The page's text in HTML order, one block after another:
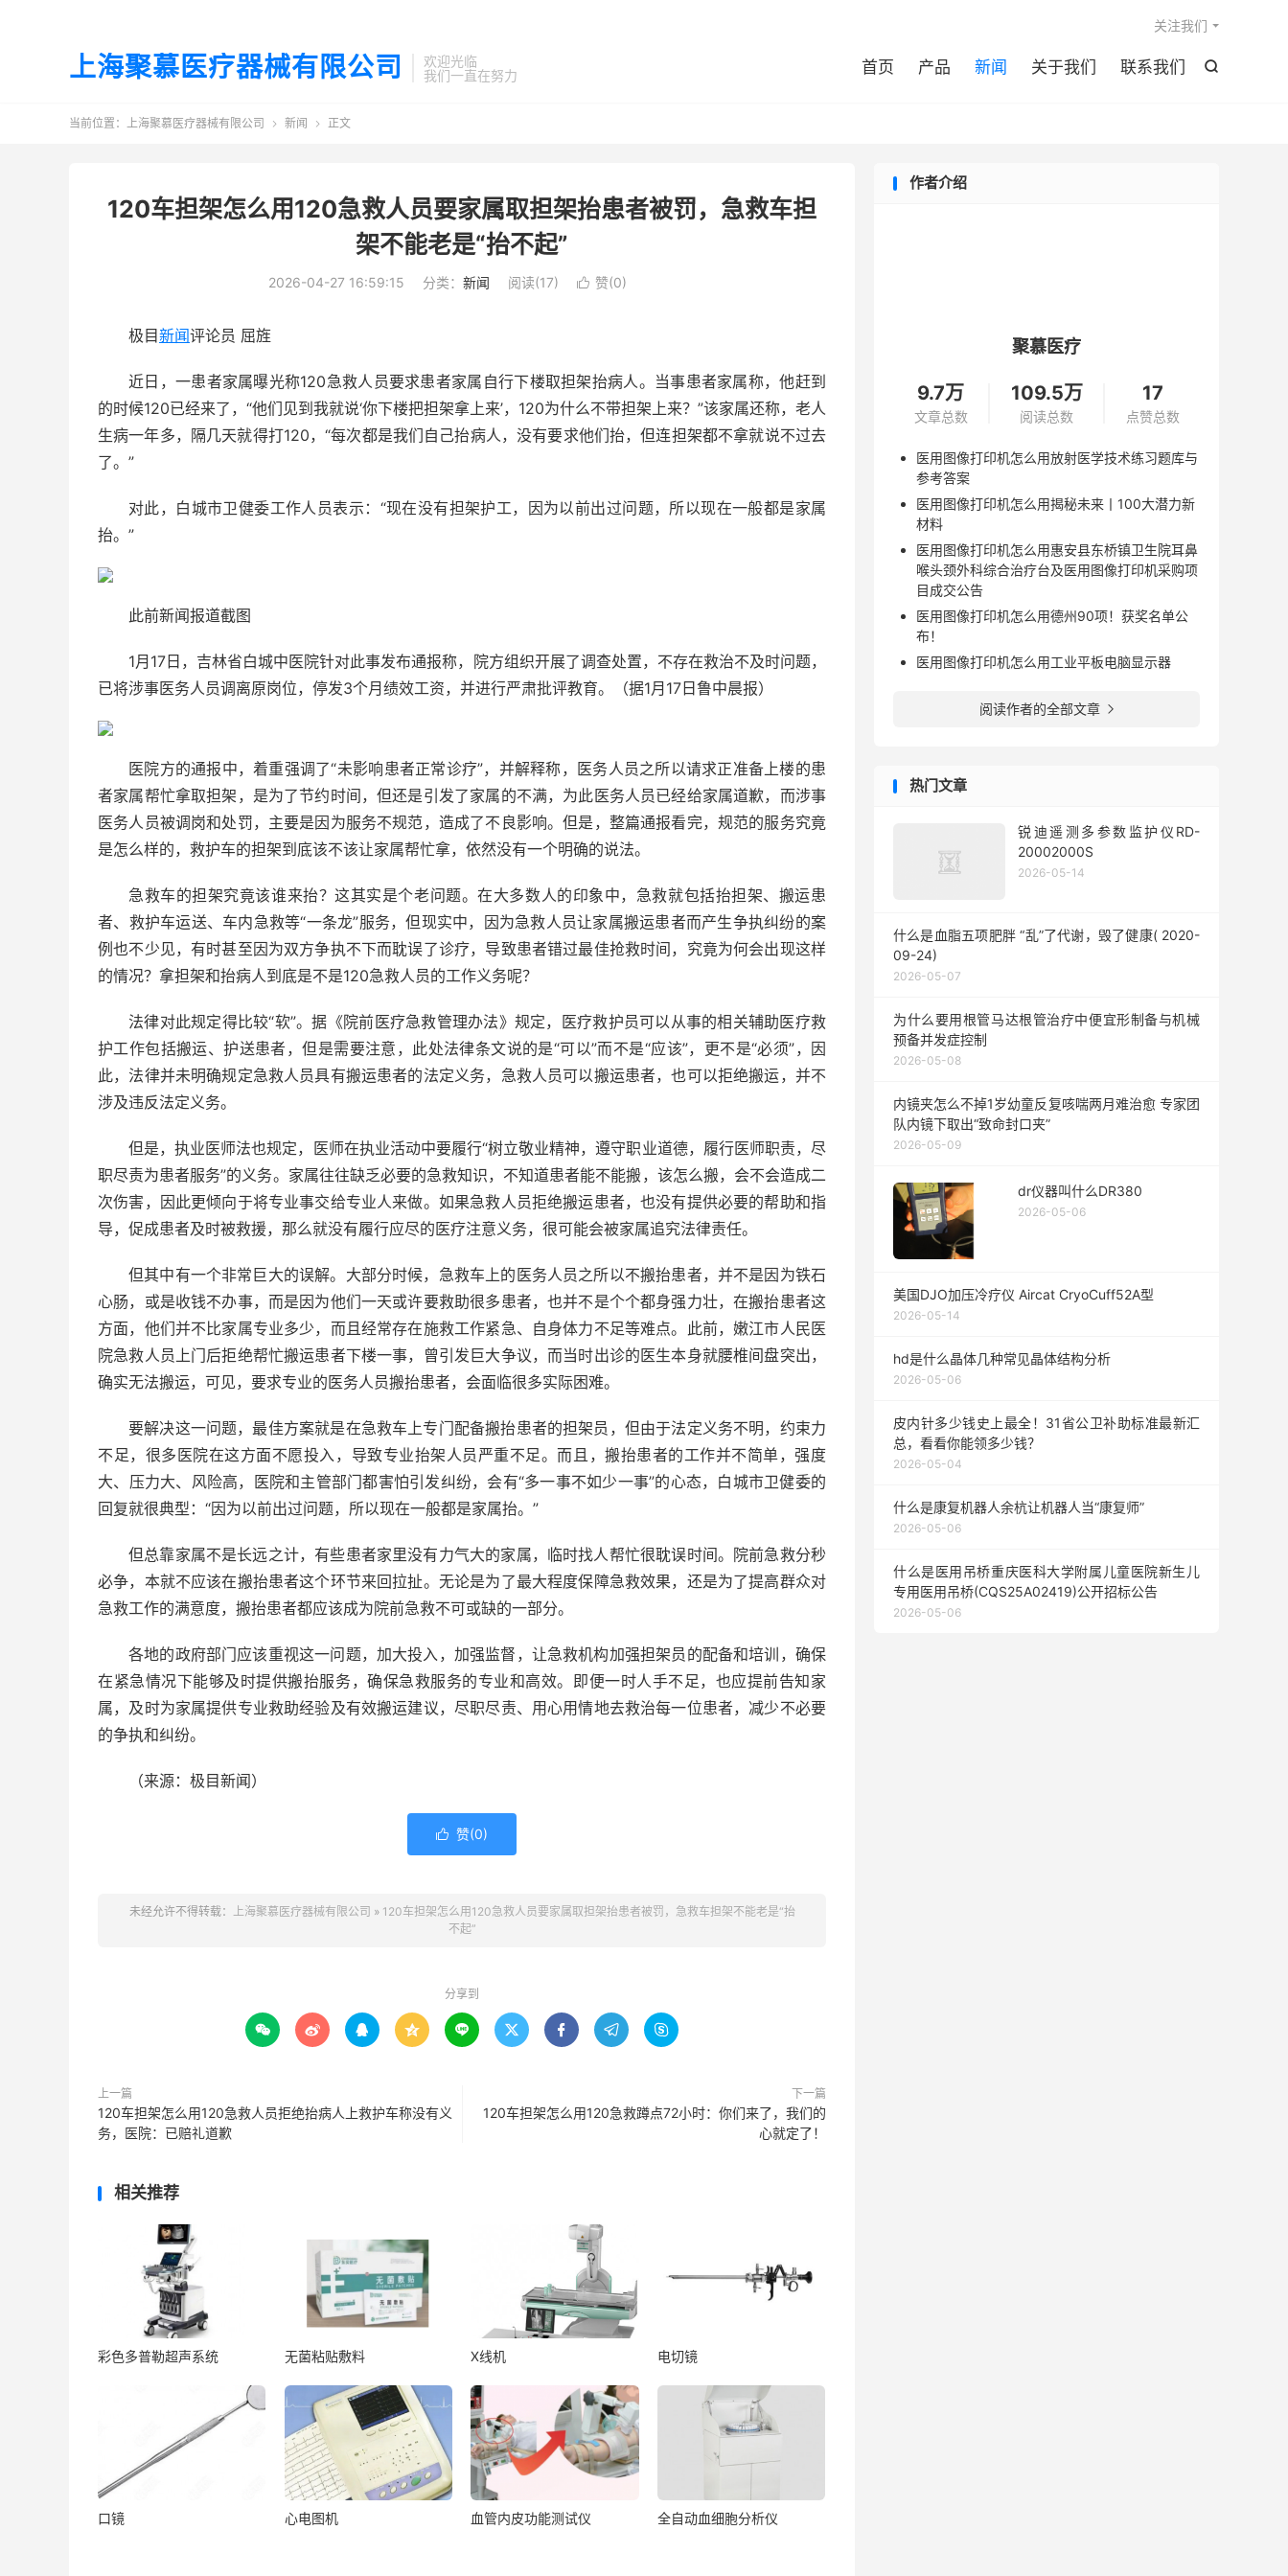
上海聚慕医疗器械有限公司
欢迎光临
我们一直在努力

首页 产品 新闻 关于我们 联系我们
关注我们
当前位置： 上海聚慕医疗器械有限公司  新闻  正文
120车担架怎么用120急救人员要家属取担架抬患者被罚，急救车担
架不能老是“抬不起”
2026-04-27 16:59:15 分类： 新闻 阅读(17)  赞(0)
极目新闻评论员 屈旌
近日，一患者家属曝光称120急救人员要求患者家属自行下楼取担架抬病人。当事患者家属称，他赶到
的时候120已经来了，“他们见到我就说‘你下楼把担架拿上来’，120为什么不带担架上来？”该家属还称，老人
生病一年多，隔几天就得打120，“每次都是我们自己抬病人，没有要求他们抬，但连担架都不拿就说不过去
了。”
对此，白城市卫健委工作人员表示：“现在没有担架护工，因为以前出过问题，所以现在一般都是家属
抬。”
此前新闻报道截图
1月17日，吉林省白城中医院针对此事发布通报称，院方组织开展了调查处置，不存在救治不及时问题，
已将涉事医务人员调离原岗位，停发3个月绩效工资，并进行严肃批评教育。（据1月17日鲁中晨报）
医院方的通报中，着重强调了“未影响患者正常诊疗”，并解释称，医务人员之所以请求正准备上楼的患
者家属帮忙拿取担架，是为了节约时间，但还是引发了家属的不满，为此医务人员已经给家属道歉，而涉事
医务人员被调岗和处罚，主要是因为服务不规范，造成了不良影响。但是，整篇通报看完，规范的服务究竟
是怎么样的，救护车的担架到底该不该让家属帮忙拿，依然没有一个明确的说法。
急救车的担架究竟该谁来抬？这其实是个老问题。在大多数人的印象中，急救就包括抬担架、搬运患
者、救护车运送、车内急救等“一条龙”服务，但现实中，因为急救人员让家属搬运患者而产生争执纠纷的案
例也不少见，有时甚至因为双方争执不下而耽误了诊疗，导致患者错过最佳抢救时间，究竟为何会出现这样
的情况？拿担架和抬病人到底是不是120急救人员的工作义务呢？
法律对此规定得比较“软”。据《院前医疗急救管理办法》规定，医疗救护员可以从事的相关辅助医疗救
护工作包括搬运、护送患者，但是需要注意，此处法律条文说的是“可以”而不是“应该”，更不是“必须”，因
此，法律并未明确规定急救人员具有搬运患者的法定义务，急救人员可以搬运患者，也可以拒绝搬运，并不
涉及违反法定义务。
但是，执业医师法也规定，医师在执业活动中要履行“树立敬业精神，遵守职业道德，履行医师职责，尽
职尽责为患者服务”的义务。家属往往缺乏必要的急救知识，不知道患者能不能搬，该怎么搬，会不会造成二
次伤害，因此更倾向于将专业事交给专业人来做。如果急救人员拒绝搬运患者，也没有提供必要的帮助和指
导，促成患者及时被救援，那么就没有履行应尽的医疗注意义务，很可能会被家属追究法律责任。
但其中有一个非常巨大的误解。大部分时候，急救车上的医务人员之所以不搬抬患者，并不是因为铁石
心肠，或是收钱不办事，而是因为他们一天或许要救助很多患者，也并不是个个都身强力壮，在搬抬患者这
方面，他们并不比家属专业多少，而且经常存在施救工作紧急、自身体力不足等难点。此前，嫩江市人民医
院急救人员上门后拒绝帮忙搬运患者下楼一事，曾引发巨大争议，而当时出诊的医生本身就腰椎间盘突出，
确实无法搬运，可见，要求专业的医务人员搬抬患者，会面临很多实际困难。
要解决这一问题，最佳方案就是在急救车上专门配备搬抬患者的担架员，但由于法定义务不明，约束力
不足，很多医院在这方面不愿投入，导致专业抬架人员严重不足。而且，搬抬患者的工作并不简单，强度
大、压力大、风险高，医院和主管部门都害怕引发纠纷，会有“多一事不如少一事”的心态，白城市卫健委的
回复就很典型：“因为以前出过问题，所以现在一般都是家属抬。”
但总靠家属不是长远之计，有些患者家里没有力气大的家属，临时找人帮忙很耽误时间。院前急救分秒
必争，本就不应该在搬抬患者这个环节来回拉扯。无论是为了最大程度保障急救效果，还是为了提高群众对
急救工作的满意度，搬抬患者都应该成为院前急救不可或缺的一部分。
各地的政府部门应该重视这一问题，加大投入，加强监督，让急救机构加强担架员的配备和培训，确保
在紧急情况下能够及时提供搬抬服务，确保急救服务的专业和高效。即便一时人手不足，也应提前告知家
属，及时为家属提供专业救助经验及有效搬运建议，尽职尽责、用心用情地去救治每一位患者，减少不必要
的争执和纠纷。
（来源：极目新闻）
 赞(0)
未经允许不得转载： 上海聚慕医疗器械有限公司 » 120车担架怎么用120急救人员要家属取担架抬患者被罚，急救车担架不能老是“抬
不起”
分享到
        
上一篇
120车担架怎么用120急救人员拒绝抬病人上救护车称没有义
务，医院：已赔礼道歉
下一篇
120车担架怎么用120急救蹲点72小时：你们来了，我们的
心就定了！
相关推荐
彩色多普勒超声系统 无菌粘贴敷料 X线机 电切镜
口镜 心电图机 血管内皮功能测试仪 全自动血细胞分析仪
作者介绍
聚慕医疗
9.7万
文章总数
109.5万
阅读总数
17
点赞总数
医用图像打印机怎么用放射医学技术练习题库与
参考答案
医用图像打印机怎么用揭秘未来丨100大潜力新
材料
医用图像打印机怎么用惠安县东桥镇卫生院耳鼻
喉头颈外科综合治疗台及医用图像打印机采购项
目成交公告
医用图像打印机怎么用德州90项！获奖名单公
布！
医用图像打印机怎么用工业平板电脑显示器
阅读作者的全部文章 
热门文章
锐迪遥测多参数监护仪RD-
20002000S
2026-05-14
什么是血脂五项肥胖 “乱”了代谢，毁了健康( 2020-
09-24)
2026-05-07
为什么要用根管马达根管治疗中便宜形制备与机械
预备并发症控制
2026-05-08
内镜夹怎么不掉1岁幼童反复咳喘两月难治愈 专家团
队内镜下取出“致命封口夹”
2026-05-09
dr仪器叫什么DR380
2026-05-06
美国DJO加压冷疗仪 Aircat CryoCuff52A型
2026-05-14
hd是什么晶体几种常见晶体结构分析
2026-05-06
皮内针多少钱史上最全！31省公卫补助标准最新汇
总，看看你能领多少钱？
2026-05-04
什么是康复机器人余杭让机器人当“康复师”
2026-05-06
什么是医用吊桥重庆医科大学附属儿童医院新生儿
专用医用吊桥(CQS25A02419)公开招标公告
2026-05-06